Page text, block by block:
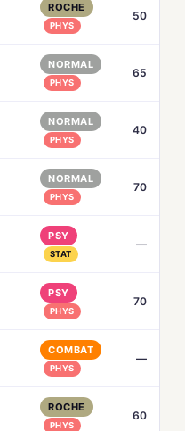
ROCHE
PHYS
50
NORMAL
PHYS
65
NORMAL
PHYS
40
NORMAL
PHYS
70
PSY
STAT
—
PSY
PHYS
70
COMBAT
PHYS
—
ROCHE
PHYS
60